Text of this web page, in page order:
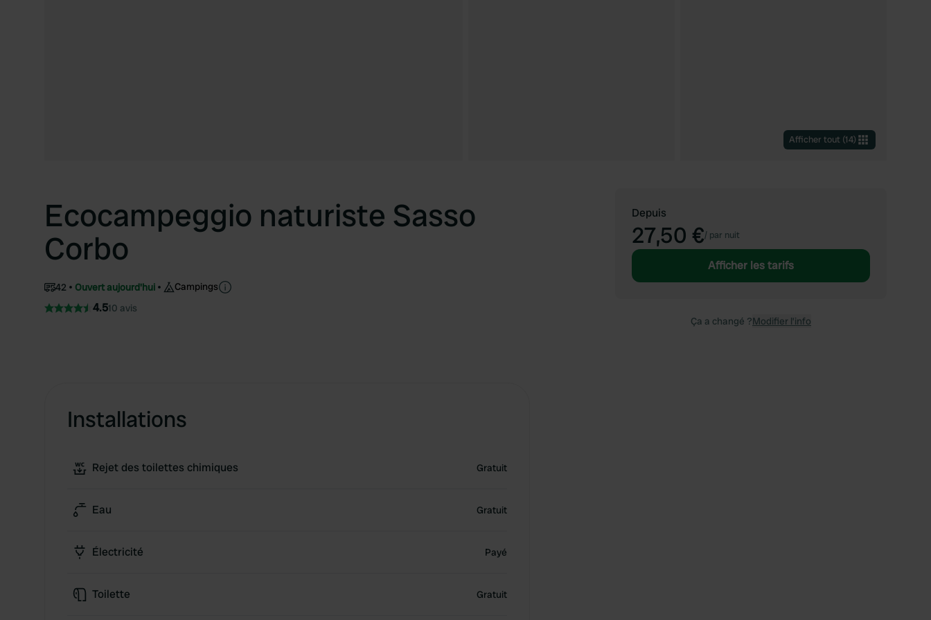
Afficher tout (14)
Ecocampeggio naturiste Sasso
Corbo
42 Ouvert aujourd'hui Campings
4.510 avis
Installations
Rejet des toilettes chimiques Gratuit
Eau Gratuit
Électricité Payé
Toilette Gratuit
Depuis
27,50 €/ par nuit
Afficher les tarifs
Ça a changé ?Modifier l’info